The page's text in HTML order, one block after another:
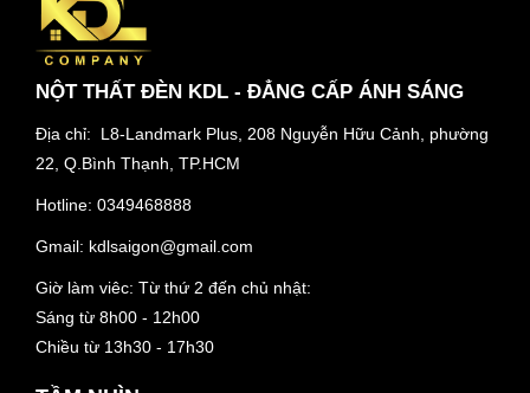
NỘT THẤT ĐÈN KDL - ĐẲNG CẤP ÁNH SÁNG
Địa chỉ: L8-Landmark Plus, 208 Nguyễn Hữu Cảnh, phường
22, Q.Bình Thạnh, TP.HCM
Hotline: 0349468888
Gmail: kdlsaigon@gmail.com
Giờ làm viêc: Từ thứ 2 đến chủ nhật:
Sáng từ 8h00 - 12h00
Chiều từ 13h30 - 17h30